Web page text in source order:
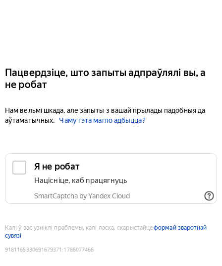
Пацвердзіце, што запыты адпраўлялі вы, а
не робат
Нам вельмі шкада, але запыты з вашай прылады падобныя да
аўтаматычных.
Чаму гэта магло адбыцца?
Я не робат
Націсніце, каб працягнуць
SmartCaptcha by Yandex Cloud
Калі ў вас узніклі праблемы, калі ласка, скарыстайцеформай зваротнай
сувязі
9181165330691679371 :1786077466